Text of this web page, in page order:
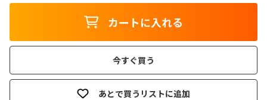
カートに入れる
今すぐ買う
あとで買うリストに追加